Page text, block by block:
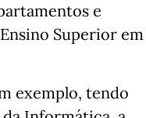
e
Superior em
exemplo, tendo